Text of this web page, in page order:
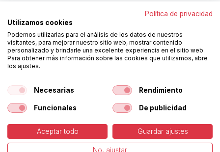
962250313
ortola@ortola-sa.es
Av. d'Albaida, s/n
46840 La Pobla del Duc (Valencia)
¡Síguenos!
Copyright © Ortolá, S.A. -Política de Cookies -Aviso
Política de privacidad
Utilizamos cookies
Podemos utilizarlas para el análisis de los datos de nuestros
visitantes, para mejorar nuestro sitio web, mostrar contenido
personalizado y brindarle una excelente experiencia en el sitio web.
Para obtener más información sobre las cookies que utilizamos, abre
los ajustes.
Necesarias Rendimiento
Funcionales De publicidad
Aceptar todo Guardar ajustes
No, ajustar